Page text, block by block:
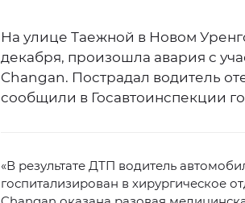
На улице Таежной в Новом
декабря, произошла авария с
Changan. Пострадал водитель
сообщили в Госавтоинспекции
«В результате ДТП водитель
госпитализирован в хирургическое